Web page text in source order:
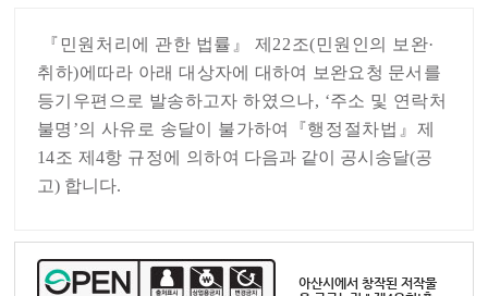
『 민원처리에 관한 법률 』 제 22조(민원인의 보완·
취하)에따라 아래대상자에 대하여 보완요청 문서를
등기우편으로 발송하고자 하였으나, ‘주소 및 연락처
불명 ’의 사유로 송달이 불가하여 『행정절차법 』 제
14조 제 4항 규정에 의하여 다음과 같이 공시송달(공
고) 합니다.
아산시에서 창작된 저작물